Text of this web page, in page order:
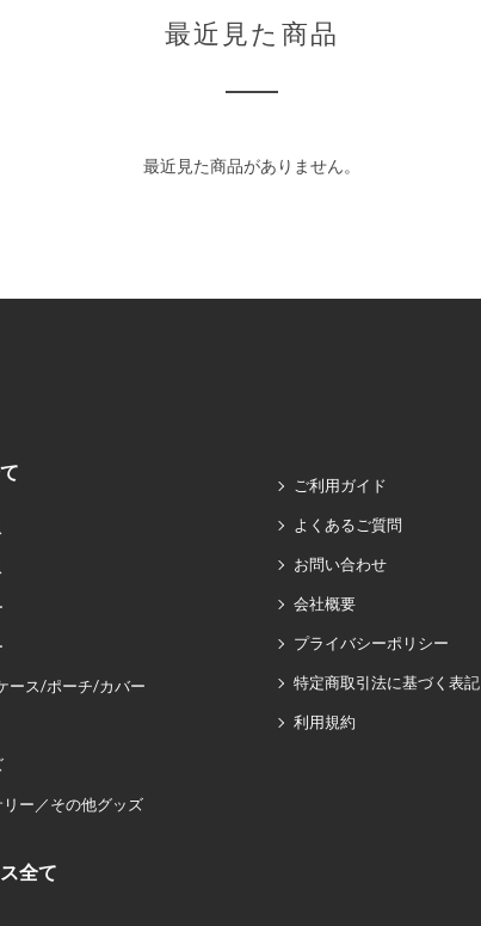
最近見た商品
最近見た商品がありません。
ース/ポーチ/カバー
リー／その他グッズ
全て
ご利用ガイド
よくあるご質問
お問い合わせ
会社概要
プライバシーポリシー
特定商取引法に基づく表記
利用規約